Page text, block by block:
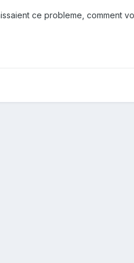
ce probleme, comment